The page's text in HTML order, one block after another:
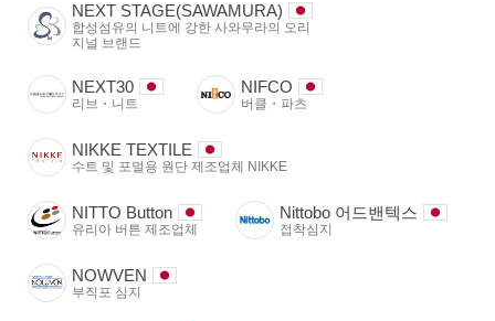
NEXT STAGE(SAWAMURA)
합성섬유의 니트에 강한 사와무라의 오리
지널 브랜드
NEXT30
리브・니트
NIFCO
버클・파츠
NIKKE TEXTILE
수트 및 포멀용 원단 제조업체 NIKKE
NITTO Button
유리아 버튼 제조업체
Nittobo 어드밴텍스
접착심지
NOWVEN
부직포 심지